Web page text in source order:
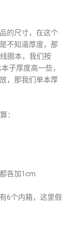
的尺寸，在这个
不知道厚度，那
圈本，我们按
子厚度高一些，
，那我们单本厚
：
各加1cm
6个内箱，这里假